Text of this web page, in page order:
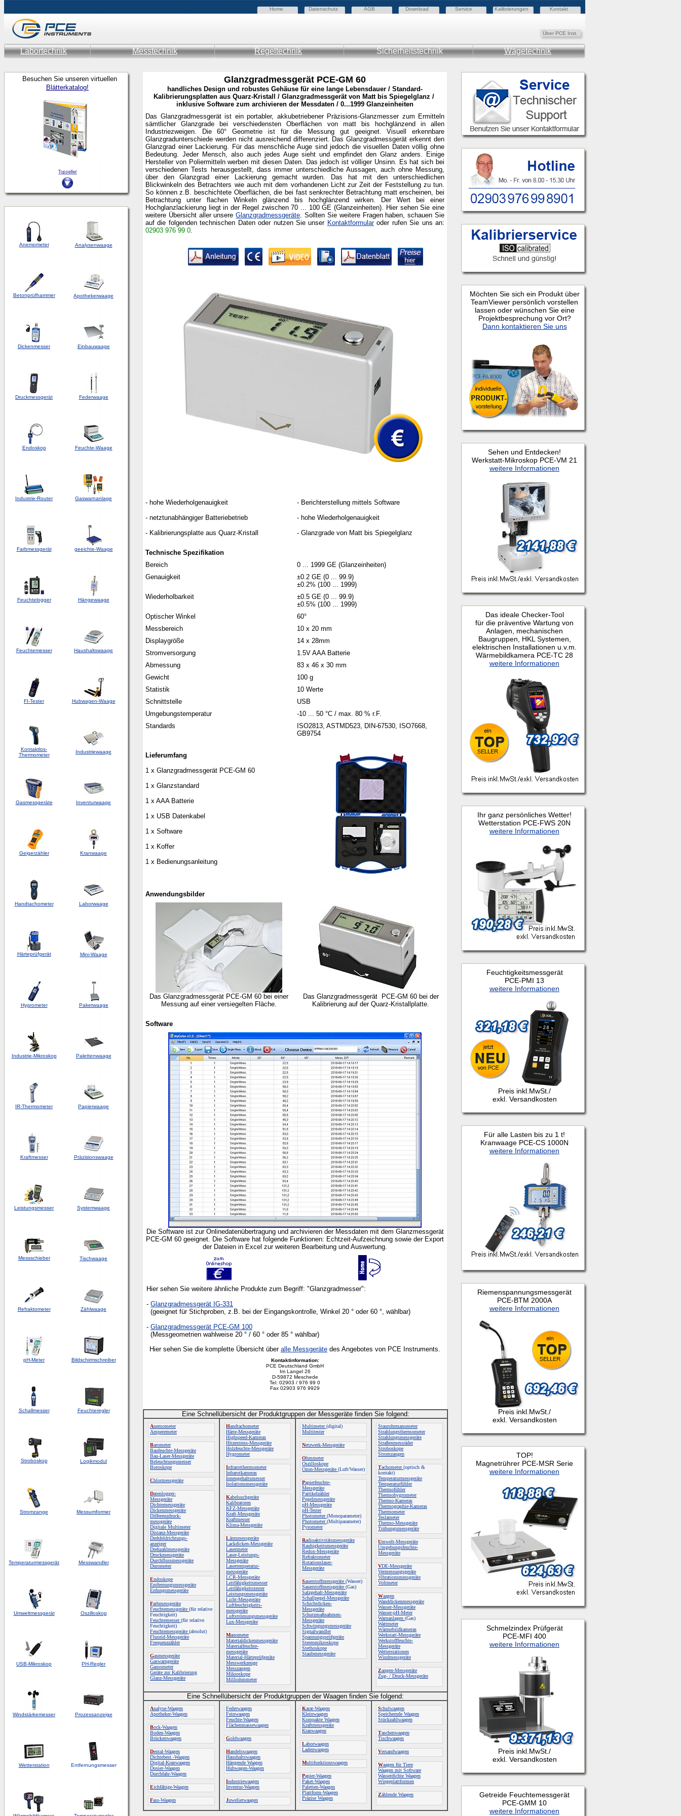
Home Datenschutz AGB Download Service Kalibrierungen Kontakt
Über PCE Inst.
Labortechnik Messtechnik Regeltechnik Sicherheitstechnik Wägetechnik
Besuchen Sie unseren virtuellen
Blätterkatalog!
Anemometer Analysenwaage
Betonprüfhammer Apothekerwaage
Dickenmesser Einbauwaage
Druckmessgerät Federwaage
Endoskop Feuchte-Waage
Industrie-Router Gaswarnanlage
Farbmessgerät geeichte-Waage
Feuchtelogger Hängewaage
Feuchtemesser Haushaltswaage
FI-Tester Hubwagen-Waage
Kontaktlos-
Thermometer
Industriewaage
Gasmessgeräte Inventurwaage
Geigerzähler Kranwaage
Handtachometer Laborwaage
Härteprüfgerät Mini-Waage
Hygrometer Paketwaage
Industrie-Mikroskop Palettenwaage
IR-Thermometer Papierwaage
Kraftmesser Präzisionswaage
Leistungsmesser Systemwaage
Messschieber Tischwaage
Refraktometer Zählwaage
pH-Meter Bildschirmschreiber
Schallmesser Feuchteregler
Stroboskop Logikmodul
Stromzange Messumformer
Temperaturmessgerät Messwandler
Umweltmessgerät Oszilloskop
USB-Mikroskop PH-Regler
Windstärkemesser Prozessanzeige
Wetterstation Entfernungsmesser
Glanzgradmessgerät PCE-GM 60
handliches Design und robustes Gehäuse für eine lange Lebensdauer / Standard-
Kalibrierungsplatten aus Quarz-Kristall / Glanzgradmessgerät von Matt bis Spiegelglanz /
inklusive Software zum archivieren der Messdaten / 0...1999 Glanzeinheiten
Das Glanzgradmessgerät ist ein portabler, akkubetriebener Präzisions-Glanzmesser zum Ermitteln
sämtlicher Glanzgrade bei verschiedensten Oberflächen von matt bis hochglänzend in allen
Industriezweigen. Die 60° Geometrie ist für die Messung gut geeignet. Visuell erkennbare
Glanzgradunterschiede werden nicht ausreichend differenziert. Das Glanzgradmessgerät erkennt den
Glanzgrad einer Lackierung. Für das menschliche Auge sind jedoch die visuellen Daten völlig ohne
Bedeutung. Jeder Mensch, also auch jedes Auge sieht und empfindet den Glanz anders. Einige
Hersteller von Poliermitteln werben mit diesen Daten. Das jedoch ist völliger Unsinn. Es hat sich bei
verschiedenen Tests herausgestellt, dass immer unterschiedliche Aussagen, auch ohne Messung,
über den Glanzgrad einer Lackierung gemacht wurden. Das hat mit den unterschiedlichen
Blickwinkeln des Betrachters wie auch mit dem vorhandenen Licht zur Zeit der Feststellung zu tun.
So können z.B. beschichtete Oberflächen, die bei fast senkrechter Betrachtung matt erscheinen, bei
Betrachtung unter flachen Winkeln glänzend bis hochglänzend wirken. Der Wert bei einer
Hochglanzlackierung liegt in der Regel zwischen 70 ... 100 GE (Glanzeinheiten). Hier sehen Sie eine
weitere Übersicht aller unsereGlanzgradmessgeräte.Sollten Sie weitere Fragen haben, schauen Sie
auf die folgenden technischen Daten oder nutzen Sie unser Kontaktformular oder rufen Sie uns an:
02903 976 99 0.
- hohe Wiederholgenauigkeit
- netztunabhängiger Batteriebetrieb
- Kalibrierungsplatte aus Quarz-Kristall
- Berichterstellung mittels Software
- hohe Wiederholgenauigkeit
- Glanzgrade von Matt bis Spiegelglanz
Technische Spezifikation
Bereich
0 ... 1999 GE (Glanzeinheiten)
Genauigkeit
±0.2 GE (0 ... 99.9)
±0.2% (100 ... 1999)
Wiederholbarkeit
±0.5 GE (0 ... 99.9)
±0.5% (100 ... 1999)
Optischer Winkel
60°
Messbereich
10 x 20 mm
Displaygröße
14 x 28mm
Stromversorgung
1.5V AAA Batterie
Abmessung
83 x 46 x 30 mm
Gewicht
100 g
Statistik
10 Werte
Schnittstelle
USB
Umgebungstemperatur
-10 ... 50 °C / max. 80 % r.F.
Standards
ISO2813, ASTMD523, DIN-67530, ISO7668,
GB9754
Lieferumfang
1 x Glanzgradmessgerät PCE-GM 60
1 x Glanzstandard
1 x AAA Batterie
1 x USB Datenkabel
1 x Software
1 x Koffer
1 x Bedienungsanleitung
Anwendungsbilder
Das Glanzgradmessgerät PCE-GM 60 bei einer
Messung auf einer versiegelten Fläche.
Das Glanzgradmessgerät PCE-GM 60 bei der
Kalibrierung auf der Quarz-Kristallplatte.
Software
Die Software ist zur Onlinedatenübertragung und archivieren der Messdaten mit dem Glanzmessgerät
PCE-GM 60 geeignet. Die Software hat folgende Funktionen: Echtzeit-Aufzeichnung sowie der Export
der Dateien in Excel zur weiteren Bearbeitung und Auswertung.
Hier sehen Sie weitere ähnliche Produkte zum Begriff: "Glanzgradmesser":
- Glanzgradmessgerät IG-331
(geeignet für Stichproben, z.B. bei der Eingangskontrolle, Winkel 20 ° oder 60 °, wählbar)
- Glanzgradmessgerät PCE-GM 100
(Messgeometrien wahlweise 20 ° / 60 ° oder 85 ° wählbar)
Hier sehen Sie die komplette Übersicht über alle Messgeräte des Angebotes von PCE Instruments.
Kontaktinformation:
PCE Deutschland GmbH
Im Langel 26
D-59872 Meschede
Tel. 02903 / 976 99 0
Fax 02903 976 9929
Eine Schnellübersicht der Produktgruppen der Messgeräte finden Sie folgend:
Anemometer
Amperemeter
Barometer
Baufeuchte-Messgeräte
Bau-Laser-Messgeräte
Beleuchtungsmesser
Boroskope
Chlormessgeräte
Datenlogger-
Messgeräte
Dichtemessgeräte
Dickenmessgeräte
Differenzdruck-
messgeräte
Digitale Multimeter
Distanz-Messgeräte
Drehfeldrichtungs-
anzeiger
Drehzahlmessgeräte
Druckmessgeräte
Durchflussmessgeräte
Durometer
Endoskope
Entfernungsmessgeräte
Erdungsmessgeräte
Farbmessgeräte
Feuchtemessgeräte (für relative
Feuchtigkeit)
Feuchtemesser(für relative
Feuchtigkeit)
Feuchtemessgeräte (absolut)
Fluorid-Messgeräte
Frequenzzähler
Gasmessgeräte
Gaswarngeräte
Gaussmeter
Geräte zur Kalibrierung
Glanz-Messgeräte
Handtachometer
Härte-Messgeräte
Highspeed-Kameras
Hitzestress-Messgeräte
Holzfeuchte-Messgeräte
Hygrometer
Infrarotthermometer
Infrarotkameras
Ionengehaltsmesser
Isolationsmessgeräte
Kabelsuchgeräte
Kalibratoren
KFZ-Messgeräte
Kraft-Messgeräte
Kraftmesser
Klima-Messgeräte
Lärmmessgeräte
Lackdicken-Messgeräte
Lasermeter
Laser-Leistungs-
Messgeräte
Lasertemperatur-
messgeräte
LCR-Messgeräte
Leitfähigkeitsmesser
Leitfähigkeitstester
Leistungsmessgeräte
Licht-Messgeräte
Luftfeuchtigkeits-
messgeräte
Luftströmungsmessgeräte
Lux-Messgeräte
Manometer
Materialdickenmessgeräte
Materialfeuchte-
messgeräte
Material-Härteprüfgeräte
Messwerkzeuge
Messzangen
Mikroskope
Milliohmmeter
Multimeter(digital)
Multitester
Netzwerk-Messgeräte
Ohmmeter
Oszilloskope
Ozon-Messgeräte (Luft/Wasser)
Papierfeuchte-
Messgeräte
Partikelzähler
Pegelmessgeräte
pH-Messgeräte
pH-Tester
Photometer(Monoparameter)
Photometer(Multiparameter)
Pyrometer
Radioaktivitätsmessgeräte
Rauhigkeitsmessgeräte
Redox-Messgeräte
Refraktometer
Rotationslaser-
Messgeräte
Sauerstoffmessgeräte (Wasser)
Sauerstoffmessgeräte (Gas)
Salzgehalt-Messgeräte
Schallpegel-Messgeräte
Schichtdicken-
Messgeräte
Schutzmaßnahmen-
Messgeräte
Schwingungsmessgeräte
Signalwandler
Spannungsprüfgeräte
Stereomikroskope
Stethoskope
Staubmessgeräte
Staurohrmanometer
Strahlungsthermometer
Strahlungsmessgeräte
Straßenmessräder
Stroboskope
Stromzangen
Tachometer(optisch &
kontakt)
Temperaturmessgeräte
Temperaturfühler
Thermofühler
Thermohygrometer
Thermo-Kameras
Thermographie-Kameras
Thermometer
Teslameter
Thermo-Messgeräte
Trübungsmessgeräte
Umwelt-Messgeräte
Umgebungsfeuchte-
Messgeräte
VDE-Messgeräte
Vermessungsgeräte
Vibrationsmessgeräte
Voltmeter
Waagen
Wanddickenmessgeräte
Wasser-Messgeräte
Wasser-pH-Meter
Warnanlagen (Gas)
Wattmeter
Wärmebildkameras
Werkstatt-Messgeräte
Werkstofffeuchte-
Messgeräte
Wetterstationen
Windmessgeräte
Zangen-Messgeräte
Zug- / Druck-Messgeräte
Eine Schnellübersicht der Produktgruppen der Waagen finden Sie folgend:
Analyse-Waagen
Apotheker-Waagen
Bock-Waagen
Boden-Waagen
Brückenwaagen
Dental-Waagen
Dichtebest.-Waagen
Digital-Kranwaagen
Dosier-Waagen
Durchfahr-Waagen
Eichfähige-Waagen
Fass-Waagen
Federwaagen
Feinwaagen
Feuchte-Waagen
Flächenmassewaagen
Goldwaagen
Handelswaagen
Haushaltswaagen
Hängende Waagen
Hubwagen-Waagen
Industriewaagen
Inventur-Waagen
Juwelierwaagen
Karat-Waagen
Kleinwaagen
Kompakte Waagen
Kraftmessgeräte
Kranwaagen
Laborwaagen
Ladenwaagen
Multifunktionswaagen
Papier-Waagen
Paket-Waagen
Paletten-Waagen
Plattform-Waagen
Präzise Waagen
Schulwaagen
Speichernde Waagen
Stückzahlwaagen
Taschenwaagen
Tischwaagen
Versandwaagen
Waagen für Tiere
Waagen mit Software
Wasserdichte Waagen
Wiegeplattformen
Zählende Waagen